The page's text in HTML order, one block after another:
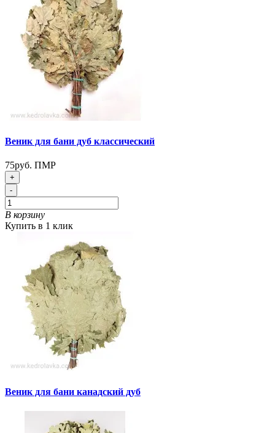
Веник для бани дуб классический
75руб. ПМР
+
-
В корзину
Купить в 1 клик
Веник для бани канадский дуб